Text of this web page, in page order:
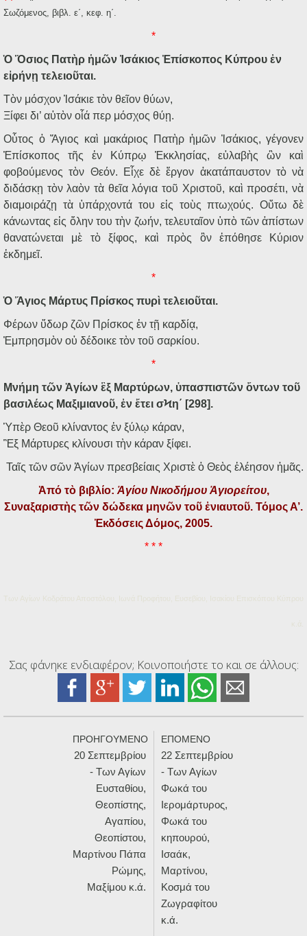
Σωζόμενος, βιβλ. ε΄, κεφ. η΄.
*
Ὁ Ὅσιος Πατὴρ ἡμῶν Ἰσάκιος Ἐπίσκοπος Κύπρου ἐν
εἰρήνῃ τελειοῦται.
Τὸν μόσχον Ἰσάκιε τὸν θεῖον θύων,
Ξίφει δι’ αὐτὸν οἷά περ μόσχος θύῃ.
Οὗτος ὁ Ἅγιος καὶ μακάριος Πατὴρ ἡμῶν Ἰσάκιος, γέγονεν
Ἐπίσκοπος τῆς ἐν Κύπρῳ Ἐκκλησίας, εὐλαβὴς ὢν καὶ
φοβούμενος τὸν Θεόν. Εἶχε δὲ ἔργον ἀκατάπαυστον τὸ νὰ
διδάσκῃ τὸν λαὸν τὰ θεῖα λόγια τοῦ Χριστοῦ, καὶ προσέτι, νὰ
διαμοιράζῃ τὰ ὑπάρχοντά του εἰς τοὺς πτωχούς. Οὕτω δὲ
κάνωντας εἰς ὅλην του τὴν ζωήν, τελευταῖον ὑπὸ τῶν ἀπίστων
θανατώνεται μὲ τὸ ξίφος, καὶ πρὸς ὃν ἐπόθησε Κύριον
ἐκδημεῖ.
*
Ὁ Ἅγιος Μάρτυς Πρίσκος πυρὶ τελειοῦται.
Φέρων ὕδωρ ζῶν Πρίσκος ἐν τῇ καρδίᾳ,
Ἐμπρησμὸν οὐ δέδοικε τὸν τοῦ σαρκίου.
*
Μνήμη τῶν Ἁγίων ἓξ Μαρτύρων, ὑπασπιστῶν ὄντων τοῦ
βασιλέως Μαξιμιανοῦ, ἐν ἔτει σϞη΄ [298].
Ὑπὲρ Θεοῦ κλίναντος ἐν ξύλῳ κάραν,
Ἓξ Μάρτυρες κλίνουσι τὴν κάραν ξίφει.
Ταῖς τῶν σῶν Ἁγίων πρεσβείαις Χριστὲ ὁ Θεὸς ἐλέησον ἡμᾶς.
Ἀπό τὸ βιβλίο: Ἁγίου Νικοδήμου Ἁγιορείτου,
Συναξαριστὴς τῶν δώδεκα μηνῶν τοῦ ἐνιαυτοῦ. Τόμος Α’.
Ἐκδόσεις Δόμος, 2005.
* * *
Των Αγίων Κοδράτου Αποστόλου, Ιωνά Προφήτου, Ευσεβίου, Ισακίου Επισκόπου Κύπρου
Σας φάνηκε ενδιαφέρον; Κοινοποιήστε το και σε άλλους:
ΠΡΟΗΓΟΥΜΕΝΟ
20 Σεπτεμβρίου
- Των Αγίων
Ευσταθίου,
Θεοπίστης,
Αγαπίου,
Θεοπίστου,
Μαρτίνου Πάπα
Ρώμης,
Μαξίμου κ.ά.
ΕΠΟΜΕΝΟ
22 Σεπτεμβρίου
- Των Αγίων
Φωκά του
Ιερομάρτυρος,
Φωκά του
κηπουρού,
Ισαάκ,
Μαρτίνου,
Κοσμά του
Ζωγραφίτου
κ.ά.